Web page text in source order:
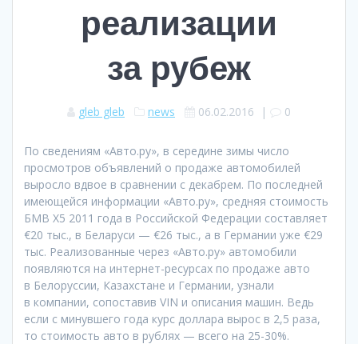
реализации
за рубеж
gleb gleb news 06.02.2016 | 0
По сведениям «Авто.ру», в середине зимы число
просмотров объявлений о продаже автомобилей
выросло вдвое в сравнении с декабрем. По последней
имеющейся информации «Авто.ру», средняя стоимость
БМВ X5 2011 года в Российской Федерации составляет
€20 тыс., в Беларуси — €26 тыс., а в Германии уже €29
тыс. Реализованные через «Авто.ру» автомобили
появляются на интернет-ресурсах по продаже авто
в Белоруссии, Казахстане и Германии, узнали
в компании, сопоставив VIN и описания машин. Ведь
если с минувшего года курс доллара вырос в 2,5 раза,
то стоимость авто в рублях — всего на 25-30%.